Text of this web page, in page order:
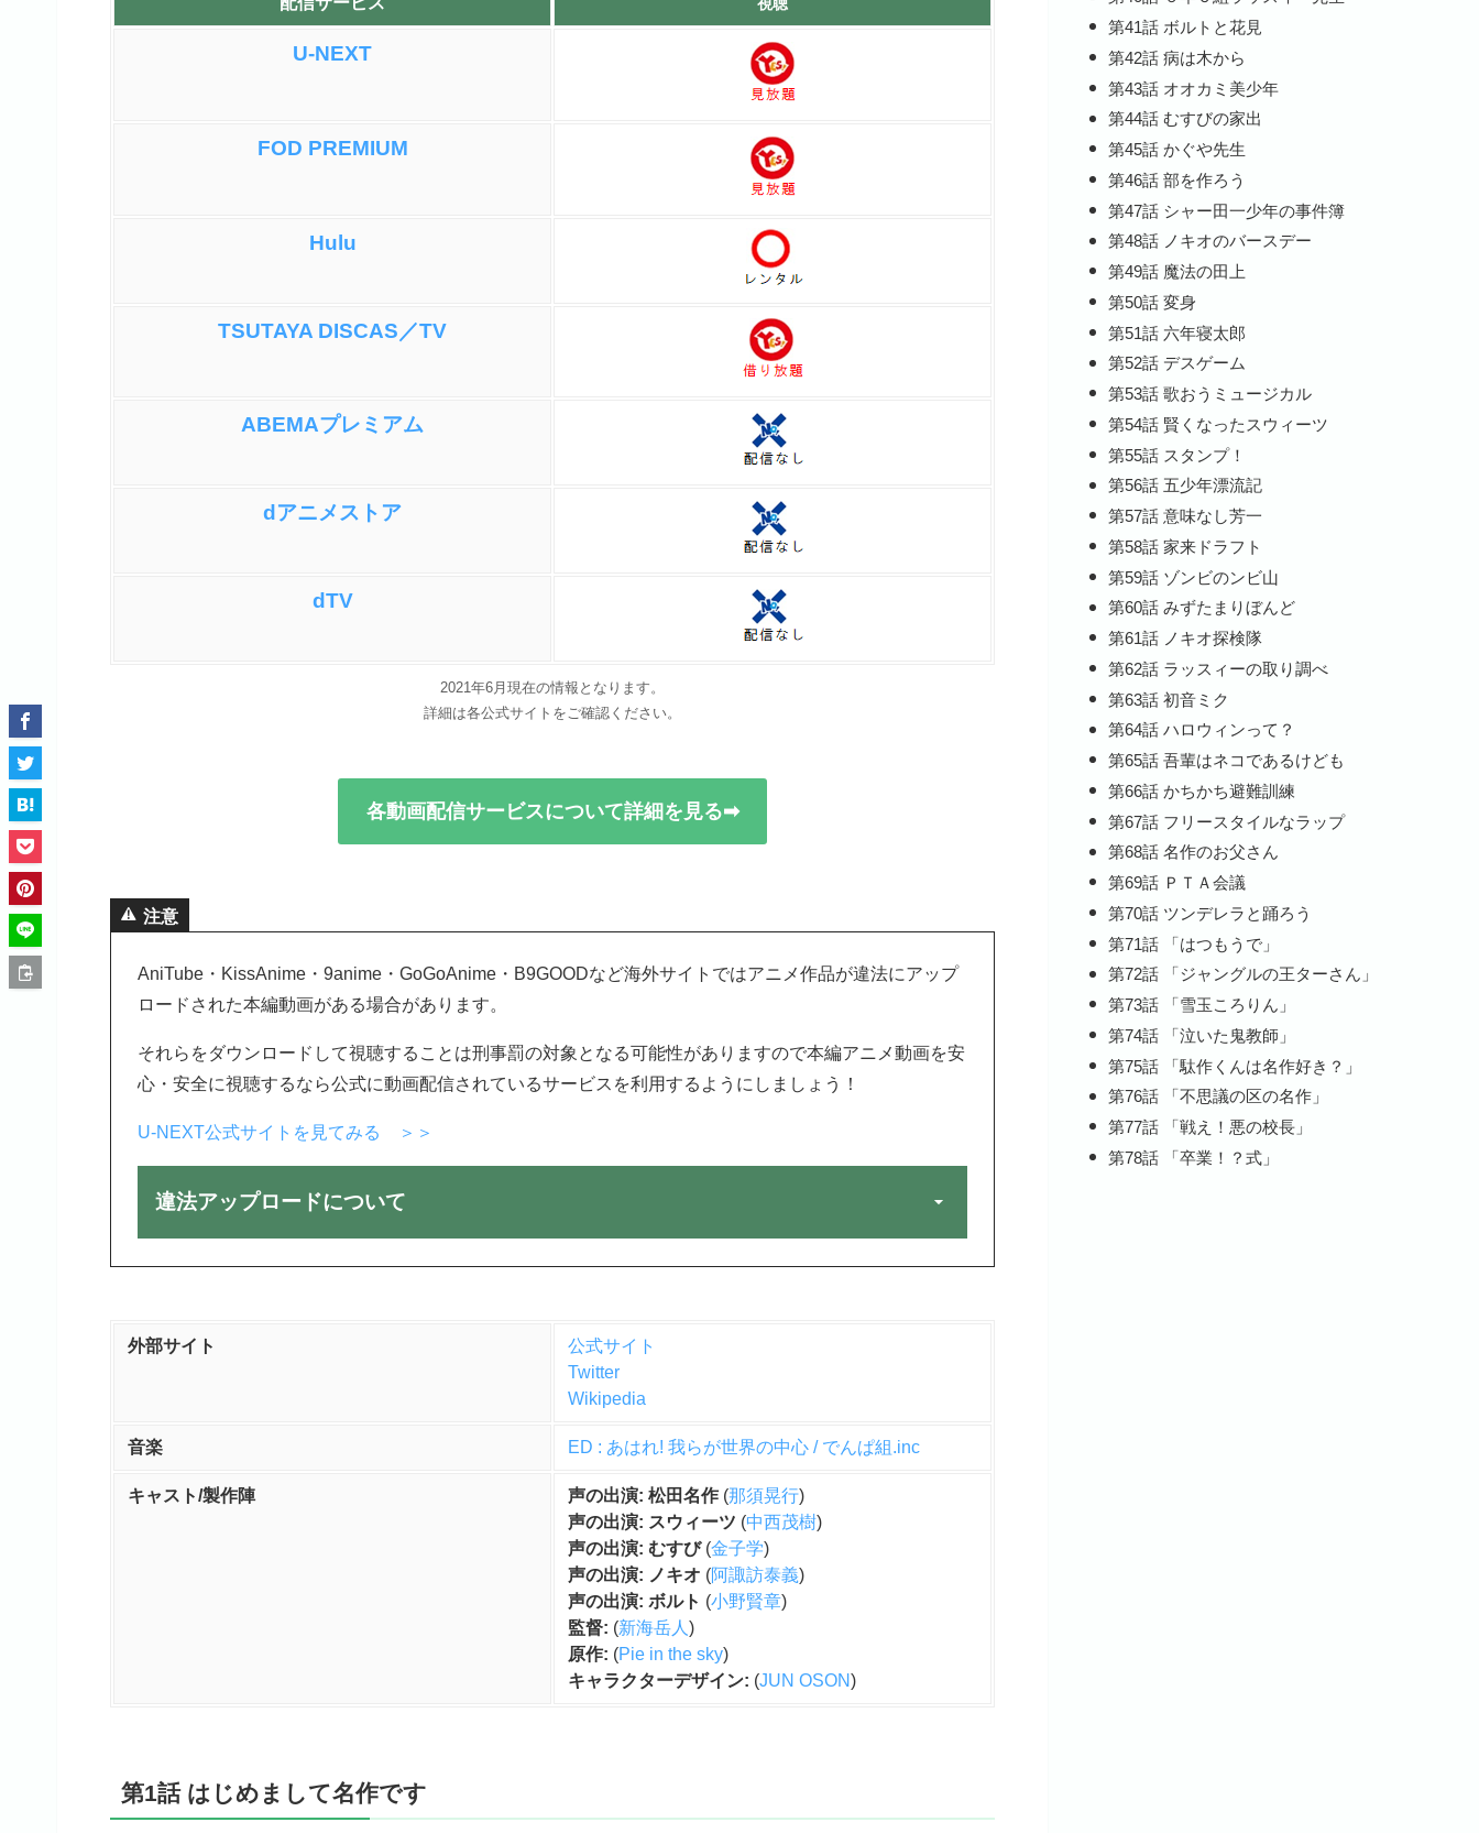
ショートアニメですが、大人でも楽しめる内容で面白いです。今でも続
いており、YouTubeチャンネルでも見れたりします。
U-NEXT
FOD PREMIUM
Hulu
TSUTAYA DISCAS／TV
ABEMAプレミアム
dアニメストア
dTV
2021年6月現在の情報となります。
詳細は各公式サイトをご確認ください。
各動画配信サービスについて詳細を見る➡
注意
AniTube・KissAnime・9anime・GoGoAnime・B9GOODなど海外サイトではアニメ作品が違法にアップ
ロードされた本編動画がある場合があります。
それらをダウンロードして視聴することは刑事罰の対象となる可能性がありますので本編アニメ動画を安
心・安全に視聴するなら公式に動画配信されているサービスを利用するようにしましょう！
U-NEXT公式サイトを見てみる ＞＞
違法アップロードについて
外部サイト
公式サイト
Twitter
Wikipedia
音楽 ED : あはれ! 我らが世界の中心 / でんぱ組.inc
キャスト/製作陣 声の出演: 松田名作 (那須晃行)
声の出演: スウィーツ (中西茂樹)
声の出演: むすび(金子学)
声の出演: ノキオ (阿諏訪泰義)
声の出演: ボルト (小野賢章)
監督: (新海岳人 )
原作: (Pie in the sky)
キャラクターデザイン: (JUN OSON)
第1話 はじめまして名作です
第41話 ボルトと花見
第42話 病は木から
第43話 オオカミ美少年
第44話 むすびの家出
第45話 かぐや先生
第46話 部を作ろう
第47話 シャー田一少年の事件簿
第48話 ノキオのバースデー
第49話 魔法の田上
第50話 変身
第51話 六年寝太郎
第52話 デスゲーム
第53話 歌おうミュージカル
第54話 賢くなったスウィーツ
第55話 スタンプ！
第56話 五少年漂流記
第57話 意味なし芳一
第58話 家来ドラフト
第59話 ゾンビのンビ山
第60話 みずたまりぼんど
第61話 ノキオ探検隊
第62話 ラッスィーの取り調べ
第63話 初音ミク
第64話 ハロウィンって？
第65話 吾輩はネコであるけども
第66話 かちかち避難訓練
第67話 フリースタイルなラップ
第68話 名作のお父さん
第69話 ＰＴＡ会議
第70話 ツンデレラと踊ろう
第71話 「はつもうで」
第72話 「ジャングルの王ターさん」
第73話 「雪玉ころりん」
第74話 「泣いた鬼教師」
第75話 「駄作くんは名作好き？」
第76話 「不思議の区の名作」
第77話 「戦え！悪の校長」
第78話 「卒業！？式」